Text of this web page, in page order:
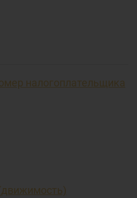
налогоплательщика